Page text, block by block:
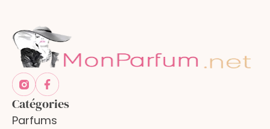
Catégories
Parfums